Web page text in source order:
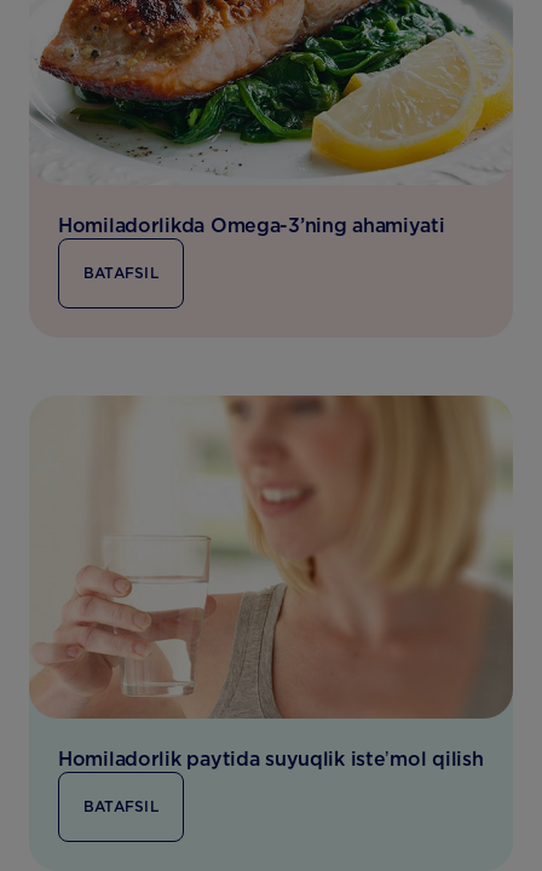
Homiladorlikda Omega-3’ning ahamiyati
BATAFSIL
Homiladorlik paytida suyuqlik isteʼmol qilish
BATAFSIL